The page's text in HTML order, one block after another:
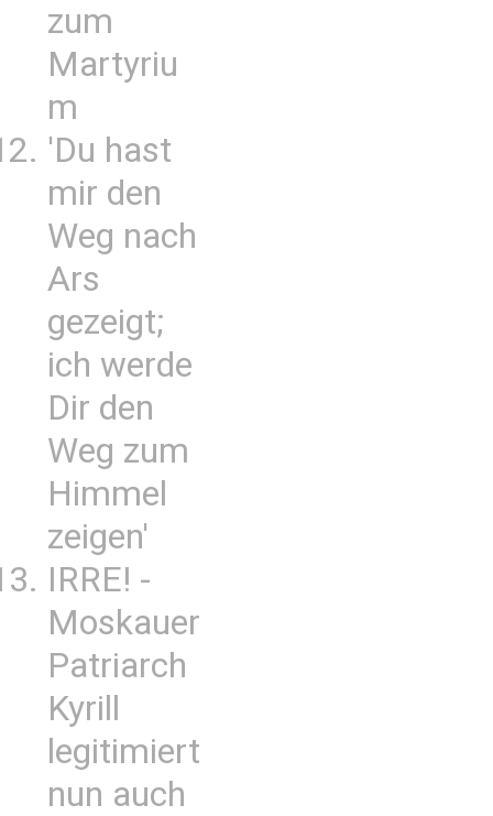
zum
Martyriu
m
'Du hast
mir den
Weg nach
Ars
gezeigt;
ich werde
Dir den
Weg zum
Himmel
zeigen'
IRRE! -
Moskauer
Patriarch
Kyrill
legitimiert
nun auch